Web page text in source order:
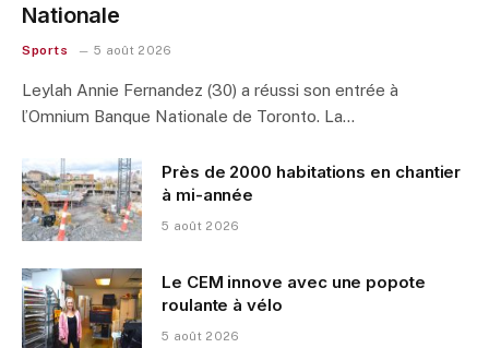
Nationale
Sports 5 août 2026
Leylah Annie Fernandez (30) a réussi son entrée à
l’Omnium Banque Nationale de Toronto. La…
Près de 2000 habitations en chantier
à mi-année
5 août 2026
Le CEM innove avec une popote
roulante à vélo
5 août 2026